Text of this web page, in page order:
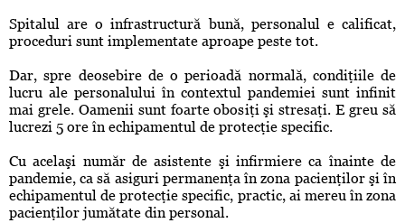
Spitalul are o infrastructură bună, personalul e calificat,
proceduri sunt implementate aproape peste tot.
Dar, spre deosebire de o perioadă normală, condiţiile de
lucru ale personalului în contextul pandemiei sunt infinit
mai grele. Oamenii sunt foarte obosiţi şi stresaţi. E greu să
lucrezi 5 ore în echipamentul de protecţie specific.
Cu acelaşi număr de asistente şi infirmiere ca înainte de
pandemie, ca să asiguri permanenţa în zona pacienţilor şi în
echipamentul de protecţie specific, practic, ai mereu în zona
pacienţilor jumătate din personal.